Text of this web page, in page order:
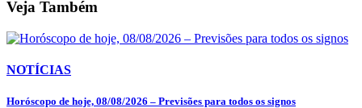
Veja Também
NOTÍCIAS
Horóscopo de hoje, 08/08/2026 – Previsões para todos os signos